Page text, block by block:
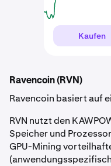
Kaufen
Ravencoin (RVN)
Ravencoin basiert auf
RVN nutzt den
Speicher und
GPU-Mining